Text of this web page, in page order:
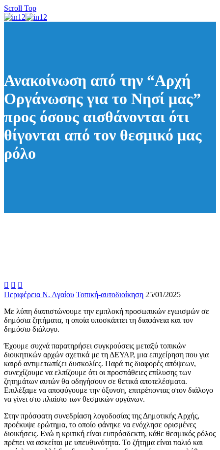
Scroll Top
Ανακοίνωση από την “Αρχή
Οργάνωσης για το Νησί μας”
προς όσους αισθάνονται ότι
θίγονται από τον θεσμικό μας
ρόλο
  
Περιφέρεια Ν. Αγαίου Τοπική-αυτοδιοίκηση 25/01/2025
Με λύπη διαπιστώνουμε την εμπλοκή προσωπικών εγωισμών σε
δημόσια ζητήματα, η οποία υποσκάπτει τη διαφάνεια και τον
δημόσιο διάλογο.
Έχουμε συχνά παρατηρήσει συγκρούσεις μεταξύ τοπικών
διοικητικών αρχών σχετικά με τη ΔΕΥΑΡ, μια επιχείρηση που για
καιρό αντιμετωπίζει δυσκολίες. Παρά τις διαφορές απόψεων,
συνεχίζουμε να ελπίζουμε ότι οι προσπάθειες επίλυσης των
ζητημάτων αυτών θα οδηγήσουν σε θετικά αποτελέσματα.
Επιλέξαμε να αποφύγουμε την όξυνση, επιτρέποντας στον διάλογο
να γίνει στο πλαίσιο των θεσμικών οργάνων.
Στην πρόσφατη συνεδρίαση λογοδοσίας της Δημοτικής Αρχής,
προέκυψε ερώτημα, το οποίο φάνηκε να ενόχλησε ορισμένες
διοικήσεις. Ενώ η κριτική είναι ευπρόσδεκτη, κάθε θεσμικός ρόλος
πρέπει να ασκείται με υπευθυνότητα. Το ζήτημα είναι παλιό και